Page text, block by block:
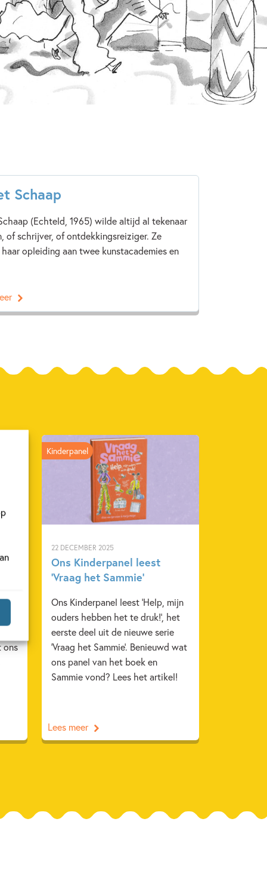
Familie & gezin
Humor
leren Marjon Hoffman Annet Schaap
Schaap
(Echteld, 1965) wilde altijd al tekenaar
of schrijver, of ontdekkingsreiziger. Ze
opleiding aan twee kunstacademies en
ons
22 DECEMBER 2025
Ons Kinderpanel leest
‘Vraag het Sammie’
Ons Kinderpanel leest 'Help, mijn
ouders hebben het te druk!', het
eerste deel uit de nieuwe serie
'Vraag het Sammie'. Benieuwd wat
ons panel van het boek en
Sammie vond? Lees het artikel!
Kinderpanel
Lees meer